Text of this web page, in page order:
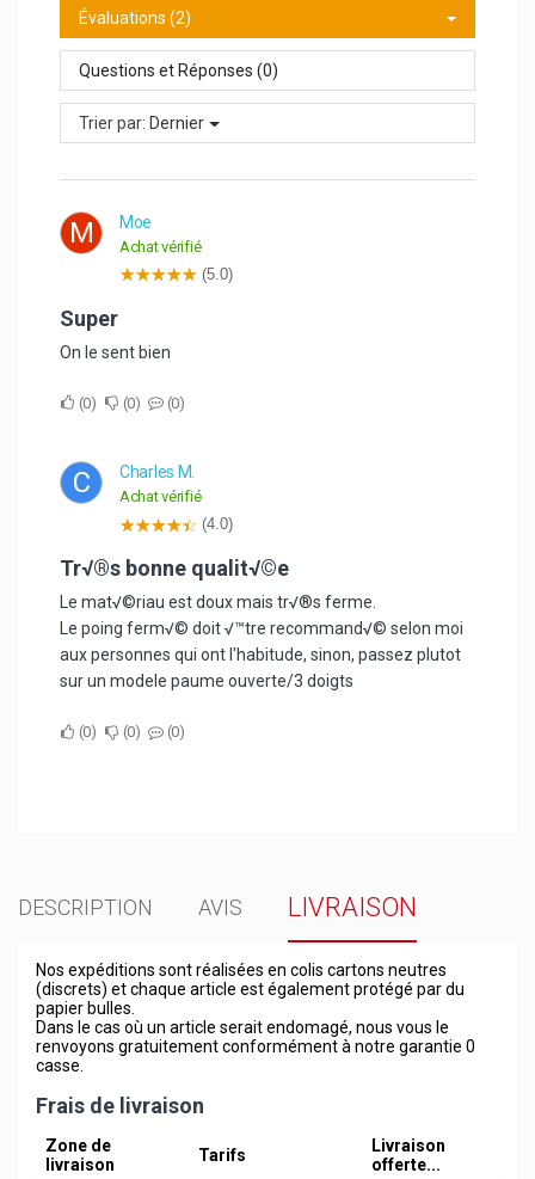
Évaluations (2)
Questions et Réponses (0)
Trier par: Dernier
M Moe
Achat vérifié
(5.0)
Super
On le sent bien
0 0 0
C Charles M.
Achat vérifié
(4.0)
Tr√®s bonne qualit√©e
Le mat√©riau est doux mais tr√®s ferme.
Le poing ferm√© doit √™tre recommand√© selon moi
aux personnes qui ont l'habitude, sinon, passez plutot
sur un modele paume ouverte/3 doigts
0 0 0
DESCRIPTION AVIS LIVRAISON
Nos expéditions sont réalisées en colis cartons neutres
(discrets) et chaque article est également protégé par du
papier bulles.
Dans le cas où un article serait endomagé, nous vous le
renvoyons gratuitement conformément à notre garantie 0
casse.
Frais de livraison
Zone de
livraison
Tarifs
Livraison
offerte...